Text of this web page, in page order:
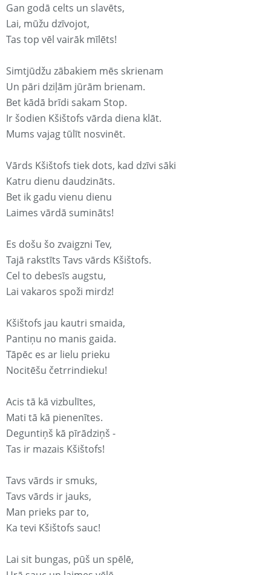
Gan godā celts un slavēts,
Lai, mūžu dzīvojot,
Tas top vēl vairāk mīlēts!
Simtjūdžu zābakiem mēs skrienam
Un pāri dziļām jūrām brienam.
Bet kādā brīdi sakam Stop.
Ir šodien Kšištofs vārda diena klāt.
Mums vajag tūlīt nosvinēt.
Vārds Kšištofs tiek dots, kad dzīvi sāki
Katru dienu daudzināts.
Bet ik gadu vienu dienu
Laimes vārdā sumināts!
Es došu šo zvaigzni Tev,
Tajā rakstīts Tavs vārds Kšištofs.
Cel to debesīs augstu,
Lai vakaros spoži mirdz!
Kšištofs jau kautri smaida,
Pantiņu no manis gaida.
Tāpēc es ar lielu prieku
Nocitēšu četrrindieku!
Acis tā kā vizbulītes,
Mati tā kā pienenītes.
Deguntiņš kā pīrādziņš -
Tas ir mazais Kšištofs!
Tavs vārds ir smuks,
Tavs vārds ir jauks,
Man prieks par to,
Ka tevi Kšištofs sauc!
Lai sit bungas, pūš un spēlē,